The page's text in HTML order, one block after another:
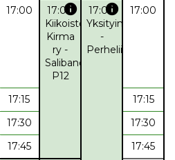
17:00 17:00info
Kiikoisten
Kirma
ry -
Salibandy
P12
17:00info
Yksityinen
-
Perheliikunta
17:00
17:15
17:15
17:30
17:30
17:45
17:45